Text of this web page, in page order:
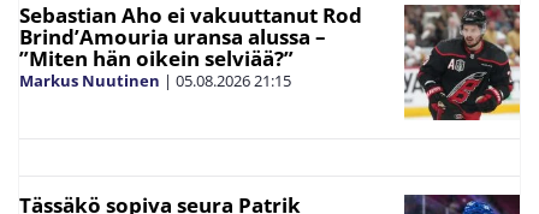
Sebastian Aho ei vakuuttanut Rod
Brind’Amouria uransa alussa –
”Miten hän oikein selviää?”
Markus Nuutinen | 05.08.202621:15
Tässäkö sopiva seura Patrik